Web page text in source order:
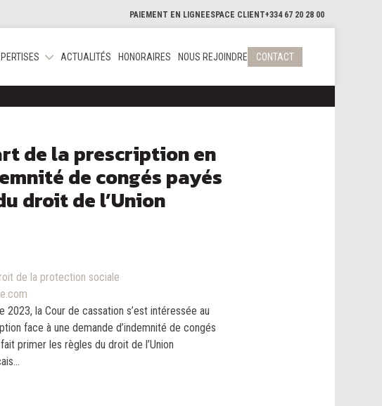
PAIEMENT EN LIGNE ESPACE CLIENT+334 67 20 28 00
ACTUALITÉS HONORAIRES NOUS REJOINDRE CONTACT
de la prescription en
de congés payés
droit de l’Union
de la protection sociale
la Cour de cassation s’est intéressée au
face à une demande d’indemnité de congés
primer les règles du droit de l’Union